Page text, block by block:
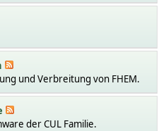
und Verbreitung von FHEM.
der CUL Familie.